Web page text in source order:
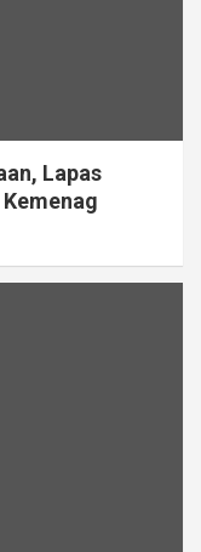
Lapas